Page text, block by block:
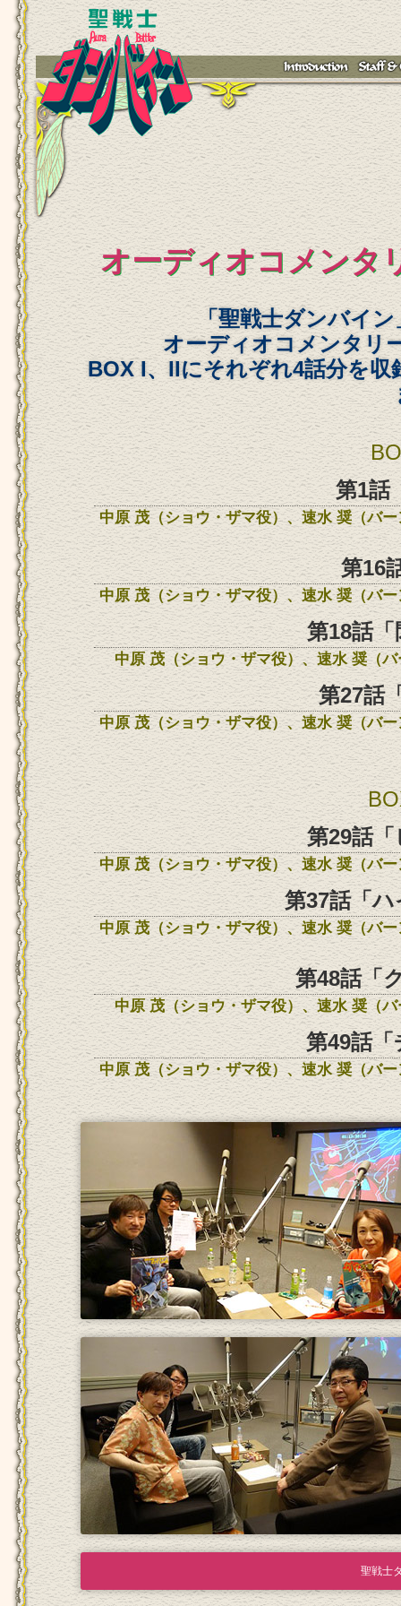
オーディオコメンタ
「聖戦士ダンバイ
オーディオコメンタリ
BOX I、IIにそれぞれ4話分を
第1話
中原 茂（ショウ・ザマ役）、速水 奨（バ
第16
中原 茂（ショウ・ザマ役）、速水 奨（バ
第18話
中原 茂（ショウ・ザマ役）、速水 奨（
第27話
中原 茂（ショウ・ザマ役）、速水 奨（バ
第29話
中原 茂（ショウ・ザマ役）、速水 奨（バ
第37話「
中原 茂（ショウ・ザマ役）、速水 奨（バ
第48話「
中原 茂（ショウ・ザマ役）、速水 奨（
第49話
中原 茂（ショウ・ザマ役）、速水 奨（バ
聖戦士